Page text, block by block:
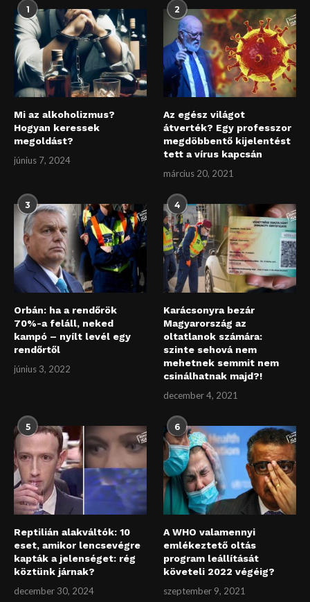
1
Mi az alkoholizmus?
Hogyan keressek
megoldást?
június 7, 2024
2
Az egész világot
átverték? Egy professzor
megdöbbentő kijelentést
tett a vírus kapcsán
március 20, 2021
3
Orbán: ha a rendőrök
70%-a feláll, neked
kampó – nyílt levél egy
rendőrtől
június 3, 2022
4
Karácsonyra bezár
Magyarország az
oltatlanok számára:
szinte sehová nem
mehetnek semmit nem
csinálhatnak majd?!
december 4, 2021
5
Reptilián alakváltók: 10
eset, amikor lencsevégre
kapták a jelenséget: rég
köztünk járnak?
december 30, 2024
6
A WHO valamennyi
emlékeztető oltás
program leállítását
követeli 2022 végéig?
szeptember 9, 2021